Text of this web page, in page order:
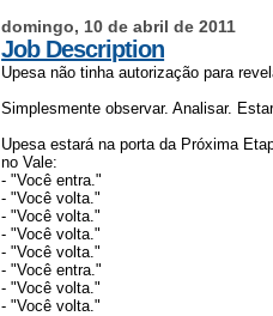
domingo, 10 de abril de 2011
Job Description
Upesa não tinha autorização para
Simplesmente observar. Analisar.
Upesa estará na porta da Próxima
no Vale:
- "Você entra."
- "Você volta."
- "Você volta."
- "Você volta."
- "Você volta."
- "Você entra."
- "Você volta."
- "Você volta."